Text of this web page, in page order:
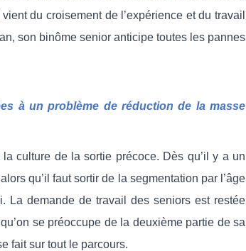
du croisement de l’expérience et du travail
son binôme senior anticipe toutes les pannes
à un problème de réduction de la masse
culture de la sortie précoce. Dès qu’il y a un
qu’il faut sortir de la segmentation par l’âge
La demande de travail des seniors est restée
se préoccupe de la deuxième partie de sa
fait sur tout le parcours.